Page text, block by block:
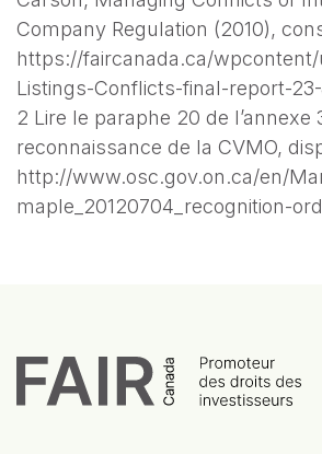
Company Regulation (2010),
https://faircanada.ca/
Listings-Conflicts-final-report-
2 Lire le paraphe 20 de l’annexe
reconnaissance de la CVMO,
http://www.osc.gov.on.ca/en/
maple_20120704_recognition-